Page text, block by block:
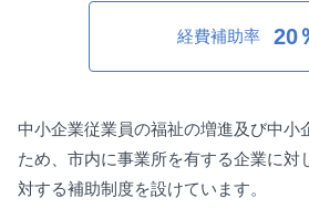
経費補助率 20
中小企業従業員の福祉の増進及び中小
ため、市内に事業所を有する企業に対
対する補助制度を設けています。